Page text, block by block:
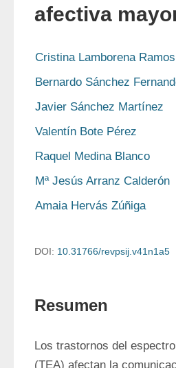
afectiva
Cristina Lamborena Ramos
Bernardo Sánchez
Javier Sánchez Martínez
Valentín Bote Pérez
Raquel Medina Blanco
Mª Jesús Arranz Calderón
Amaia Hervás Zúñiga
DOI: 10.31766/revpsij.v41n1a5
Resumen
Los trastornos del
(TEA) afectan la